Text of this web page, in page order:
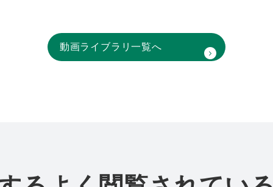
動画ライブラリ一覧へ